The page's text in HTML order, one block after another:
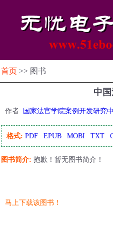
首页 >> 图书
中
作者: 国家法官学院案例开发研究
格式: PDF EPUB MOBI TXT
图书简介: 抱歉！暂无图书简介！
马上下载该图书！